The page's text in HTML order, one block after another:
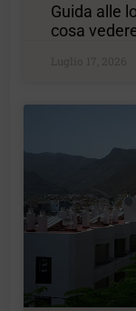
Guida alle
cosa
Luglio 17, 2026